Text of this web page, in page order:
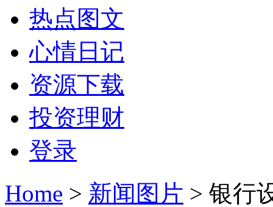
热点图文
心情日记
资源下载
投资理财
登录
Home > 新闻图片 > 银行